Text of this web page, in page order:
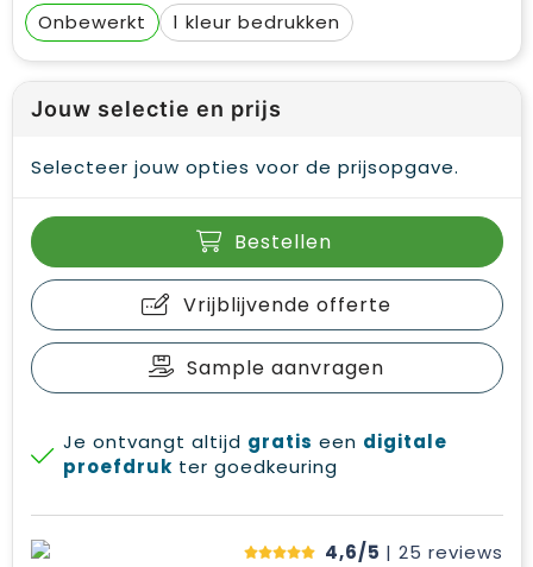
Onbewerkt
1
Jouw selectie en prijs
Selecteer jouw opties voor de prijsopgave.
Bestellen
Vrijblijvende offerte
Sample aanvragen
Je ontvangt altijd gratis een digitale
proefdruk ter goedkeuring
4,6/5 | 25 reviews